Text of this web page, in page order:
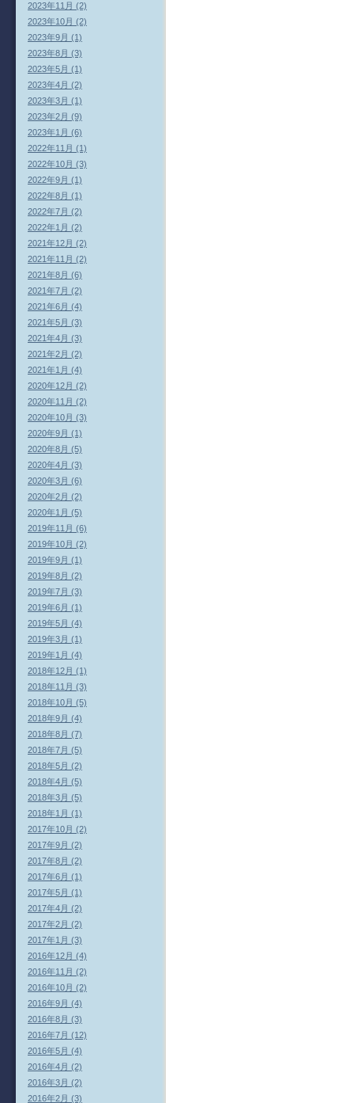
2023年11月 (2)
2023年10月 (2)
2023年9月 (1)
2023年8月 (3)
2023年5月 (1)
2023年4月 (2)
2023年3月 (1)
2023年2月 (9)
2023年1月 (6)
2022年11月 (1)
2022年10月 (3)
2022年9月 (1)
2022年8月 (1)
2022年7月 (2)
2022年1月 (2)
2021年12月 (2)
2021年11月 (2)
2021年8月 (6)
2021年7月 (2)
2021年6月 (4)
2021年5月 (3)
2021年4月 (3)
2021年2月 (2)
2021年1月 (4)
2020年12月 (2)
2020年11月 (2)
2020年10月 (3)
2020年9月 (1)
2020年8月 (5)
2020年4月 (3)
2020年3月 (6)
2020年2月 (2)
2020年1月 (5)
2019年11月 (6)
2019年10月 (2)
2019年9月 (1)
2019年8月 (2)
2019年7月 (3)
2019年6月 (1)
2019年5月 (4)
2019年3月 (1)
2019年1月 (4)
2018年12月 (1)
2018年11月 (3)
2018年10月 (5)
2018年9月 (4)
2018年8月 (7)
2018年7月 (5)
2018年5月 (2)
2018年4月 (5)
2018年3月 (5)
2018年1月 (1)
2017年10月 (2)
2017年9月 (2)
2017年8月 (2)
2017年6月 (1)
2017年5月 (1)
2017年4月 (2)
2017年2月 (2)
2017年1月 (3)
2016年12月 (4)
2016年11月 (2)
2016年10月 (2)
2016年9月 (4)
2016年8月 (3)
2016年7月 (12)
2016年5月 (4)
2016年4月 (2)
2016年3月 (2)
2016年2月 (3)